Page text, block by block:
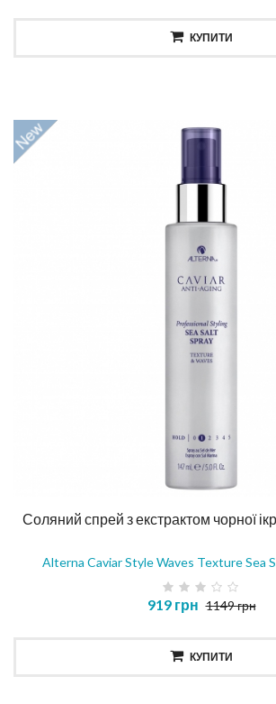
КУПИТИ
Соляний спрей з екстрактом чорної
Alterna Caviar Style Waves Texture Sea
919 грн 1149 грн
КУПИТИ